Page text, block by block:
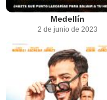
Medellín
2 de junio de 2023